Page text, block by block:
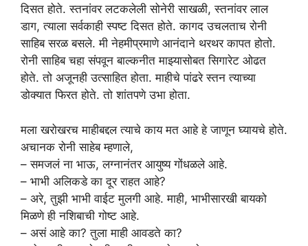
दिसत होते. स्तनांवर लटकलेली सोनेरी साखळी, स्तनांवर लाल
डाग, त्याला सर्वकाही स्पष्ट दिसत होते. कागद उचलताच रोनी
साहिब सरळ बसले. मी नेहमीप्रमाणे आनंदाने थरथर कापत होतो.
रोनी साहिब चहा संपवून बाल्कनीत माझ्यासोबत सिगारेट ओढत
होते. तो अजूनही उत्साहित होता. माहीचे पांढरे स्तन त्याच्या
डोक्यात फिरत होते. तो शांतपणे उभा होता.
मला खरोखरच माहीबद्दल त्याचे काय मत आहे हे जाणून घ्यायचे होते.
अचानक रोनी साहेब म्हणाले,
– समजलं ना भाऊ, लग्नानंतर आयुष्य गोंधळले आहे.
– भाभी अलिकडे का दूर राहत आहे?
– अरे, तुझी भाभी वाईट मुलगी आहे. माही, भाभीसारखी बायको
मिळणे ही नशिबाची गोष्ट आहे.
– असं आहे का? तुला माही आवडते का?